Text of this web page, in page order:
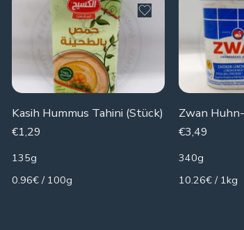
Kasih Hummus Tahini (Stück)
€1,29
135g
0.96€ / 100g
€3,49
340g
10.26€ / 1kg